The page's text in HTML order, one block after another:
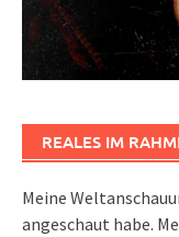
REALES IM
Meine
angeschaut habe.